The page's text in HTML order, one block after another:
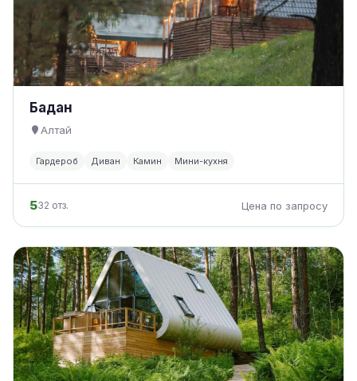
Бадан
Алтай
Гардероб Диван Камин Мини-кухня
532 отз. Цена по запросу